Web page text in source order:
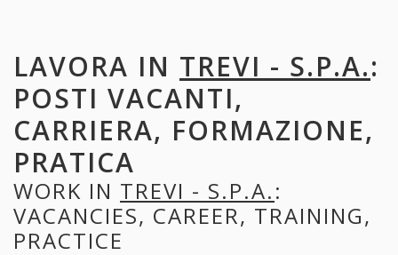
LAVORA IN TREVI - S.P.A.:
POSTI VACANTI,
CARRIERA, FORMAZIONE,
PRATICA
WORK IN TREVI - S.P.A.:
VACANCIES, CAREER, TRAINING,
PRACTICE